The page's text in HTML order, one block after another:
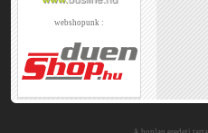
webshopunk :